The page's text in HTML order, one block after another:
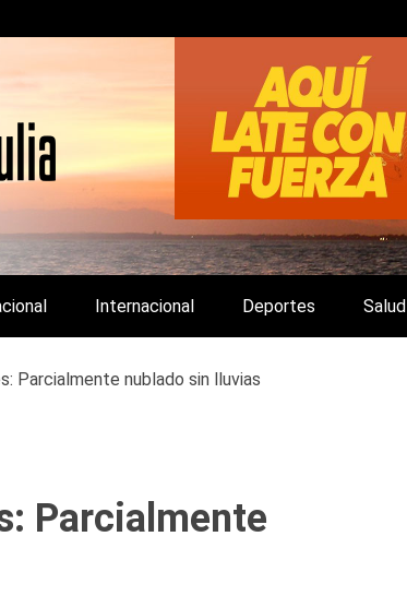
INTERÉS GENERAL.
Internacional Deportes Salud
Parcialmente nublado sin lluvias
Parcialmente